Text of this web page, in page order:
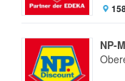
NP-